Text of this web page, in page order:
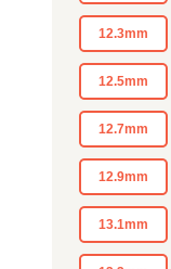
12.3mm
12.5mm
12.7mm
12.9mm
13.1mm